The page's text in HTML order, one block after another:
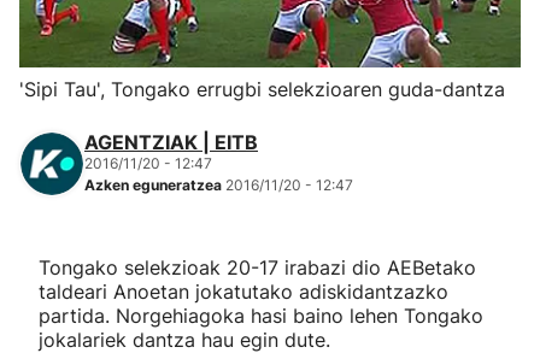
Herri-kirolak
Eskubaloia
Kirolak 360
Mendi-lasterketak
'Sipi Tau', Tongako errugbi selekzioaren guda-dantza
AGENTZIAK | EITB
2016/11/20 - 12:47
Azken eguneratzea 2016/11/20 - 12:47
Tongako selekzioak 20-17 irabazi dio AEBetako
taldeari Anoetan jokatutako adiskidantzazko
partida. Norgehiagoka hasi baino lehen Tongako
jokalariek dantza hau egin dute.